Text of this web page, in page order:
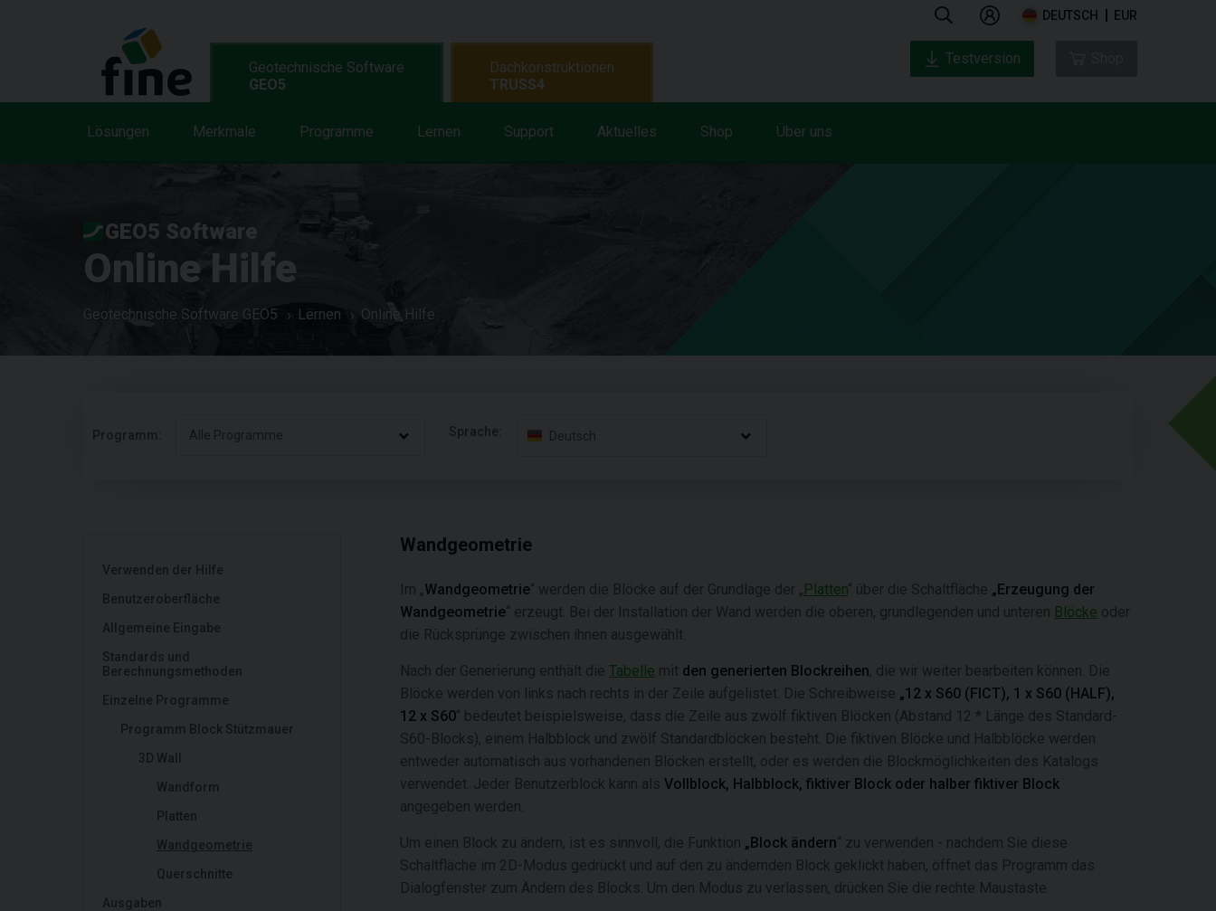
DEUTSCH EUR
Geotechnische Software
GEO5
Lösungen Merkmale Programme Lernen Support Aktuelles Shop Über uns
Dachkonstruktionen
TRUSS4
Testversion
GEO5 Software
Online Hilfe
Geotechnische Software GEO5 Lernen Online Hilfe
Programm: Alle Programme Sprache: Deutsch
Verwenden der Hilfe
Benutzeroberfläche
Allgemeine Eingabe
Standards und
Berechnungsmethoden
Einzelne Programme
Programm Block Stützmauer
3D Wall
Wandform
Platten
Wandgeometrie
Querschnitte
Ausgaben
Wandgeometrie
Im „Wandgeometrie“ werden die Blöcke auf der Grundlage der „Platten“ über die Schaltfläche „Erzeugung der
Wandgeometrie“ erzeugt. Bei der Installation der Wand werden die oberen, grundlegenden und unteren Blöcke oder
die Rücksprünge zwischen ihnen ausgewählt.
Nach der Generierung enthält die Tabelle mit den generierten Blockreihen, die wir weiter bearbeiten können. Die
Blöcke werden von links nach rechts in der Zeile aufgelistet. Die Schreibweise „12 x S60 (FICT), 1 x S60 (HALF),
12 x S60“ bedeutet beispielsweise, dass die Zeile aus zwölf fiktiven Blöcken (Abstand 12 * Länge des Standard-
S60-Blocks), einem Halbblock und zwölf Standardblöcken besteht. Die fiktiven Blöcke und Halbblöcke werden
entweder automatisch aus vorhandenen Blöcken erstellt, oder es werden die Blockmöglichkeiten des Katalogs
verwendet. Jeder Benutzerblock kann als Vollblock, Halbblock, fiktiver Block oder halber fiktiver Block
angegeben werden.
Um einen Block zu ändern, ist es sinnvoll, die Funktion „Block ändern“ zu verwenden - nachdem Sie diese
Schaltfläche im 2D-Modus gedrückt und auf den zu ändernden Block geklickt haben, öffnet das Programm das
Dialogfenster zum Ändern des Blocks. Um den Modus zu verlassen, drücken Sie die rechte Maustaste.